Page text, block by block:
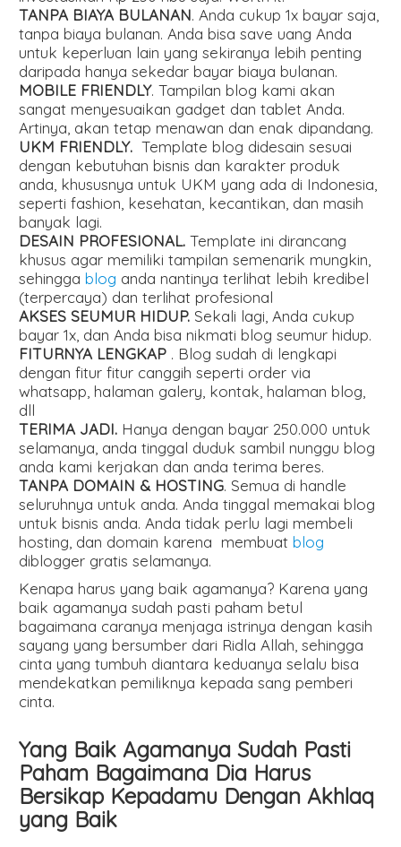
TANPA BIAYA BULANAN. Anda cukup 1x bayar saja,
tanpa biaya bulanan. Anda bisa save uang Anda
untuk keperluan lain yang sekiranya lebih penting
daripada hanya sekedar bayar biaya bulanan.
MOBILE FRIENDLY. Tampilan blog kami akan
sangat menyesuaikan gadget dan tablet Anda.
Artinya, akan tetap menawan dan enak dipandang.
UKM FRIENDLY. Template blog didesain sesuai
dengan kebutuhan bisnis dan karakter produk
anda, khususnya untuk UKM yang ada di Indonesia,
seperti fashion, kesehatan, kecantikan, dan masih
banyak lagi.
DESAIN PROFESIONAL. Template ini dirancang
khusus agar memiliki tampilan semenarik mungkin,
sehinggablog anda nantinya terlihat lebih kredibel
(terpercaya) dan terlihat profesional
AKSES SEUMUR HIDUP. Sekali lagi, Anda cukup
bayar 1x, dan Anda bisa nikmati blog seumur hidup.
FITURNYA LENGKAP . Blog sudah di lengkapi
dengan fitur fitur canggih seperti order via
whatsapp, halaman galery, kontak, halaman blog,
dll
TERIMA JADI. Hanya dengan bayar 250.000 untuk
selamanya, anda tinggal duduk sambil nunggu blog
anda kami kerjakan dan anda terima beres.
TANPA DOMAIN & HOSTING. Semua di handle
seluruhnya untuk anda. Anda tinggal memakai blog
untuk bisnis anda. Anda tidak perlu lagi membeli
hosting, dan domain karena membuatblog
diblogger gratis selamanya.
Kenapa harus yang baik agamanya? Karena yang
baik agamanya sudah pasti paham betul
bagaimana caranya menjaga istrinya dengan kasih
sayang yang bersumber dari Ridla Allah, sehingga
cinta yang tumbuh diantara keduanya selalu bisa
mendekatkan pemiliknya kepada sang pemberi
cinta.
Yang Baik Agamanya Sudah Pasti
Paham Bagaimana Dia Harus
Bersikap Kepadamu Dengan Akhlaq
yang Baik